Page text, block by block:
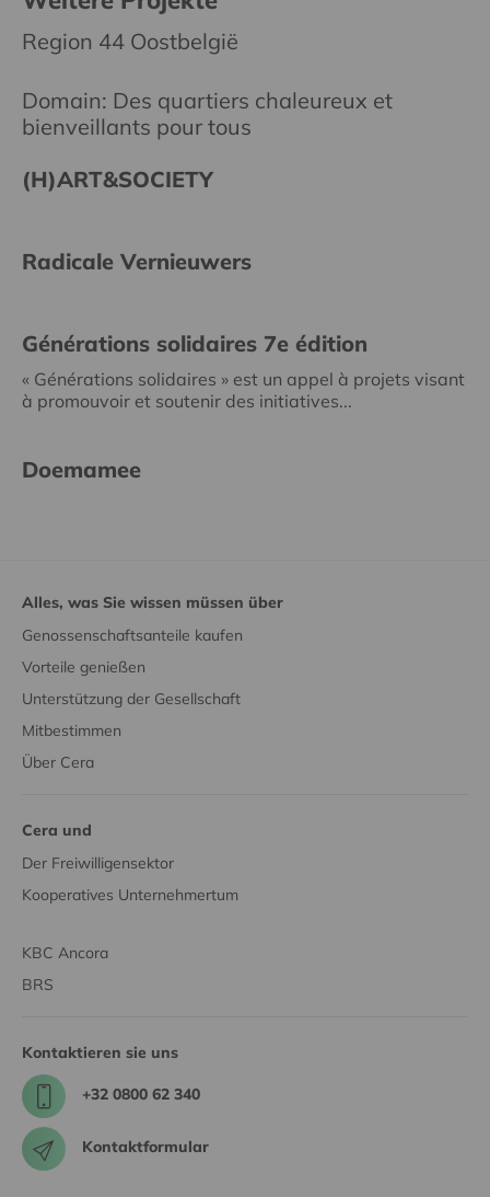
Region 44 Oostbelgië
Domain: Des quartiers chaleureux et
bienveillants pour tous
(H)ART&SOCIETY
Radicale Vernieuwers
Générations solidaires 7e édition
« Générations solidaires » est un appel à projets visant
à promouvoir et soutenir des initiatives...
Doemamee
Alles, was Sie wissen müssen über
Genossenschaftsanteile kaufen
Vorteile genießen
Unterstützung der Gesellschaft
Mitbestimmen
Über Cera
Cera und
Der Freiwilligensektor
Kooperatives Unternehmertum
KBC Ancora
BRS
Kontaktieren sie uns
+32 0800 62 340
Kontaktformular